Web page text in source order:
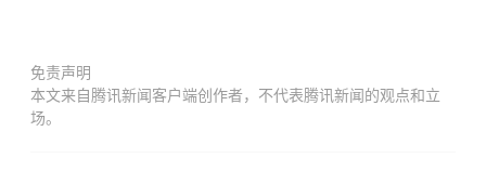
免责声明
本文来自腾讯新闻客户端创作者，不代表腾讯新闻的观点和立
场。